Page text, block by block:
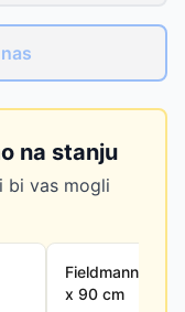
na stanju
bi vas mogli
Fieldmann
x 90 cm